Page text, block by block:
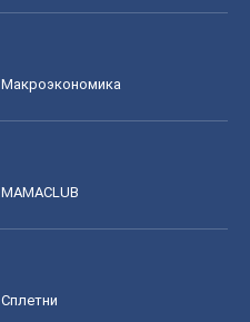
Mакроэкономика
MAMACLUB
Сплетни